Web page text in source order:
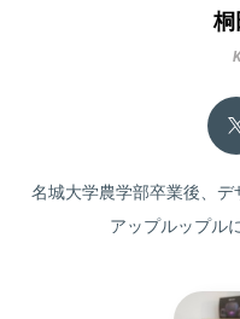
桐
名城大学農学部卒業後、
アップルップル